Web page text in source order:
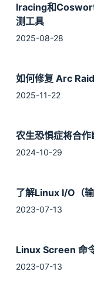
Iracing和
测工具
2025-08-28
如何修复 Arc
2025-11-22
农生恐惧症将合
2024-10-29
了解Linux I/O（
2023-07-13
Linux Screen 命
2023-07-13